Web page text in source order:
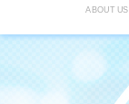
ABOUT US